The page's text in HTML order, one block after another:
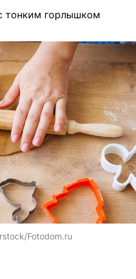
тонким горлышком
Fotodom.ru